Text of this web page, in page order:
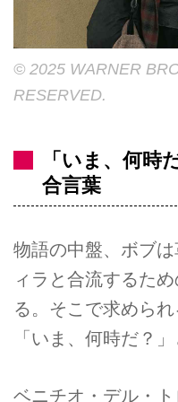
© 2025 WARNER
RESERVED.
「いま、何
合言葉
物語の中盤、ボブ
ィラと合流するた
る。そこで求めら
「いま、何時だ？
ベニチオ・デル・